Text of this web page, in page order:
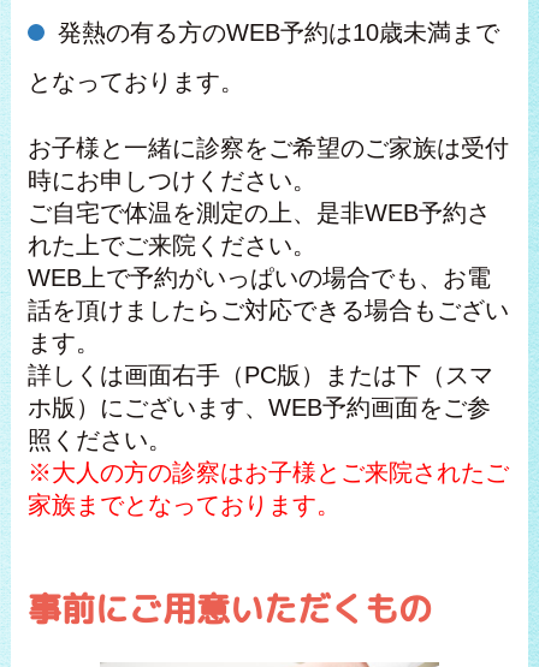
発熱の有る方のWEB予約は10歳未満まで
となっております。
お子様と一緒に診察をご希望のご家族は受付
時にお申しつけください。
ご自宅で体温を測定の上、是非WEB予約さ
れた上でご来院ください。
WEB上で予約がいっぱいの場合でも、お電
話を頂けましたらご対応できる場合もござい
ます。
詳しくは画面右手（PC版）または下（スマ
ホ版）にございます、WEB予約画面をご参
照ください。
※大人の方の診察はお子様とご来院されたご
家族までとなっております。
事前にご用意いただくもの